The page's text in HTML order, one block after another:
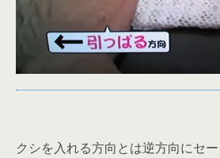
クシを入れる方向とは逆方向にセ